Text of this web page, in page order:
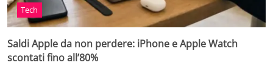
Tech
Saldi Apple da non perdere: iPhone e Apple Watch
scontati fino all’80%